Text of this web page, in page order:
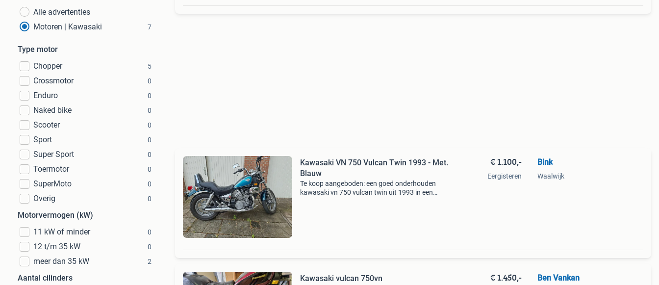
Alle advertenties
Motoren | Kawasaki
7
Type motor
Chopper
5
Crossmotor 0
Enduro 0
Naked bike 0
Scooter 0
Sport 0
Super Sport 0
Toermotor 0
SuperMoto 0
Overig 0
Motorvermogen (kW)
11 kW of minder
0
12 t/m 35 kW 0
meer dan 35 kW 2
Aantal cilinders
Kawasaki VN 750 Vulcan Twin 1993 - Met.
Blauw
Te koop aangeboden: een goed onderhouden
kawasaki vn 750 vulcan twin uit 1993 in een
€ 1.100,-
Eergisteren
Bink
Waalwijk
Kawasaki vulcan 750vn € 1.450,- Ben Vankan